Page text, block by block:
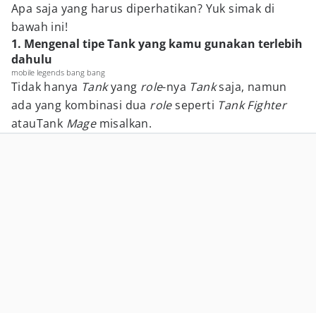
Apa saja yang harus diperhatikan? Yuk simak di
bawah ini!
1. Mengenal tipe Tank yang kamu gunakan terlebih
dahulu
mobile legends bang bang
Tidak hanya Tankyang role-nya Tanksaja, namun
ada yang kombinasi dua roleseperti Tank Fighter
atauTank Mage misalkan.